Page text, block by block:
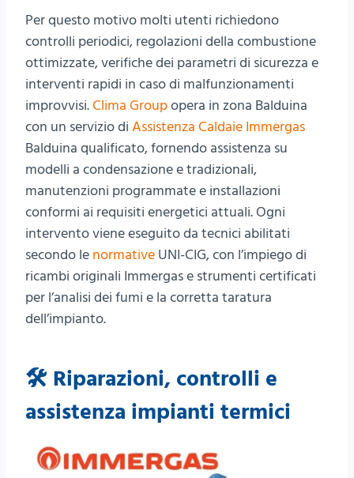
Per questo motivo molti utenti richiedono
controlli periodici, regolazioni della combustione
ottimizzate, verifiche dei parametri di sicurezza e
interventi rapidi in caso di malfunzionamenti
improvvisi.Clima Groupopera in zona Balduina
con un servizio di Assistenza Caldaie Immergas
Balduina qualificato, fornendo assistenza su
modelli a condensazione e tradizionali,
manutenzioni programmate e installazioni
conformi ai requisiti energetici attuali. Ogni
intervento viene eseguito da tecnici abilitati
secondo le normative UNI-CIG, con l’impiego di
ricambi originali Immergas e strumenti certificati
per l’analisi dei fumi e la corretta taratura
dell’impianto.
🛠️ Riparazioni, controlli e
assistenza impianti termici